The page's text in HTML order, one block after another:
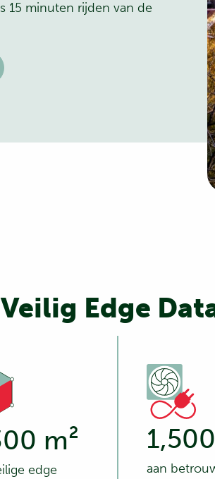
15 minuten rijden van de
Veilig Edge
m²
edge
aan